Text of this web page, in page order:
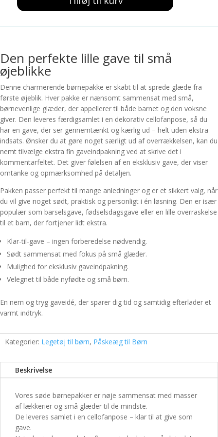
Pakke
børn
Den perfekte lille gave til små
øjeblikke
Denne charmerende børnepakke er skabt til at sprede glæde fra
første øjeblik. Hver pakke er nænsomt sammensat med små,
børnevenlige glæder, der appellerer til både barnet og den voksne
giver. Den leveres færdigsamlet i en dekorativ cellofanpose, så du
har en gave, der ser gennemtænkt og kærlig ud – helt uden ekstra
indsats. Ønsker du at gøre noget særligt ud af overrækkelsen, kan du
nemt tilvælge ekstra fin gaveindpakning ved at skrive det i
kommentarfeltet. Det giver følelsen af en eksklusiv gave, der viser
omtanke og opmærksomhed på detaljen.
Pakken passer perfekt til mange anledninger og er et sikkert valg, når
du vil give noget sødt, praktisk og personligt i én løsning. Den er især
populær som barselsgave, fødselsdagsgave eller en lille overraskelse
til et barn, der fortjener lidt ekstra.
Klar-til-gave – ingen forberedelse nødvendig.
Sødt sammensat med fokus på små glæder.
Mulighed for eksklusiv gaveindpakning.
Velegnet til både nyfødte og små børn.
En nem og tryg gaveidé, der sparer dig tid og samtidig efterlader et
varmt indtryk.
Kategorier: Legetøj til børn, Påskeæg til Børn
Beskrivelse
Vores søde børnepakker er nøje sammensat med masser
af lækkerier og små glæder til de mindste.
De leveres samlet i en cellofanpose – klar til at give som
gave.